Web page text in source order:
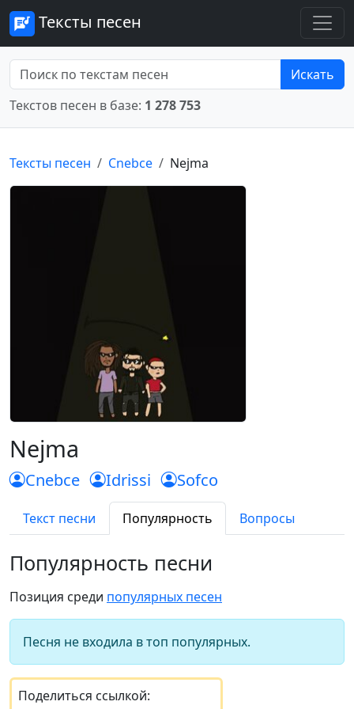
Тексты песен
Искать
Текстов песен в базе: 1 278 753
Тексты песен Cnebce Nejma
Nejma
Cnebce Idrissi Sofco
Текст песни Популярность Вопросы
Популярность песни
Позиция среди популярных песен
Песня не входила в топ популярных.
Поделиться ссылкой: